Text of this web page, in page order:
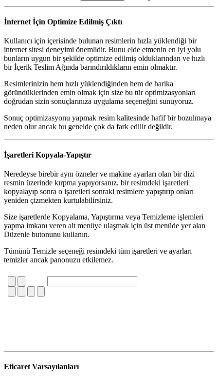
İnternet İçin Optimize Edilmiş Çıktı
Kullanıcı için içerisinde bulunan resimlerin hızla yüklendiği bir
internet sitesi deneyimi önemlidir. Bunu elde etmenin en iyi yolu
bunların uygun bir şekilde optimize edilmiş olduklarından ve hızlı
bir İçerik Teslim Ağında barındırıldıkların emin olmaktır.
Resimlerinizin hem hızlı yüklendiğinden hem de harika
göründüklerinden emin olmak için size bu tür optimizasyonları
doğrudan sizin sonuçlarınıza uygulama seçeneğini sunuyoruz.
Sonuç optimizasyonu yapmak resim kalitesinde hafif bir bozulmaya
neden olur ancak bu genelde çok da fark edilir değildir.
İşaretleri Kopyala-Yapıştır
Neredeyse birebir aynı özneler ve makine ayarları olan bir dizi
resmin üzerinde kırpma yapıyorsanız, bir resimdeki işaretleri
kopyalayıp sonra o işaretleri sonraki resimlere yapıştırıp onları
yeniden çizmekten kurtulabilirsiniz.
Size işaretlerde Kopyalama, Yapıştırma veya Temizleme işlemleri
yapma imkanı veren alt menüye ulaşmak için üst menüde yer alan
Düzenle butonunu kullanın.
Tümünü Temizle seçeneği resimdeki tüm işaretleri ve ayarları
temizler ancak panonuzu etkilemez.
Eticaret Varsayılanları